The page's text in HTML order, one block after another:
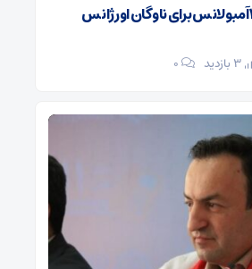
تفاهم‌نامه خرید ۱۲ آمبولانس برای ناوگان اورژانس
۰